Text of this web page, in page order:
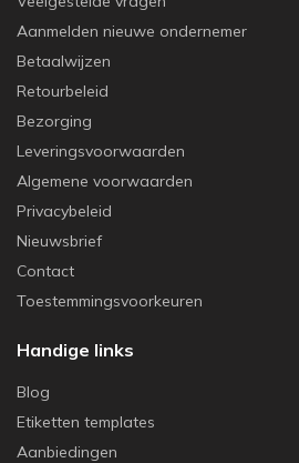
Aanmelden nieuwe ondernemer
Betaalwijzen
Retourbeleid
Bezorging
Leveringsvoorwaarden
Algemene voorwaarden
Privacybeleid
Nieuwsbrief
Contact
Toestemmingsvoorkeuren
Handige links
Blog
Etiketten templates
Aanbiedingen